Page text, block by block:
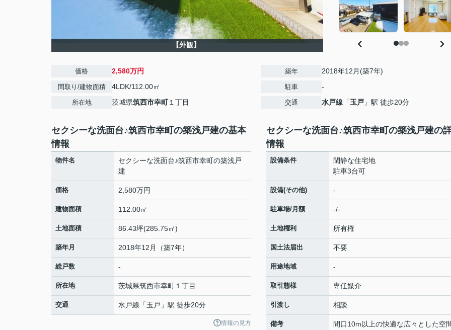
【外観】
価格 2,580万円
間取り/建物面積 4LDK/112.00㎡
所在地 茨城県筑西市幸町１丁目
築年 2018年12月(築7年)
駐車 -
交通 水戸線 「玉戸 」駅 徒歩20分
セクシーな洗面台♪筑西市幸町の築浅戸建の基本
情報
物件名
セクシーな洗面台♪筑西市幸町の築浅戸
建
価格 2,580万円
建物面積 112.00㎡
土地面積 86.43坪(285.75㎡)
築年月 2018年12月（築7年）
総戸数 -
所在地 茨城県筑西市幸町 １丁目
交通 水戸線 「玉戸 」駅 徒歩20分
情報の見方
セクシーな洗面台♪筑西市幸町の築浅戸建の
情報
設備条件
閑静な住宅地
駐車3台可
設備(その他) -
駐車場/月額 -/-
土地権利 所有権
国土法届出 不要
用途地域 -
取引態様 専任媒介
引渡し 相談
備考
間口10m以上の快適な広々とした空